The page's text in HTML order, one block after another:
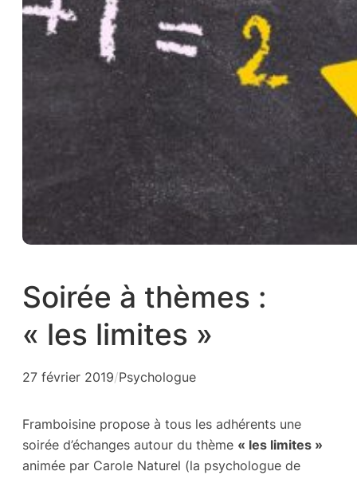
Soirée à thèmes :
« les limites »
27 février 2019/Psychologue
Framboisine propose à tous les adhérents une
soirée d’échanges autour du thème « les limites »
animée par Carole Naturel (la psychologue de